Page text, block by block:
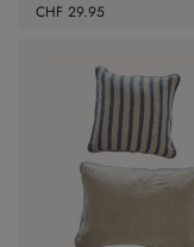
CHF 29.95